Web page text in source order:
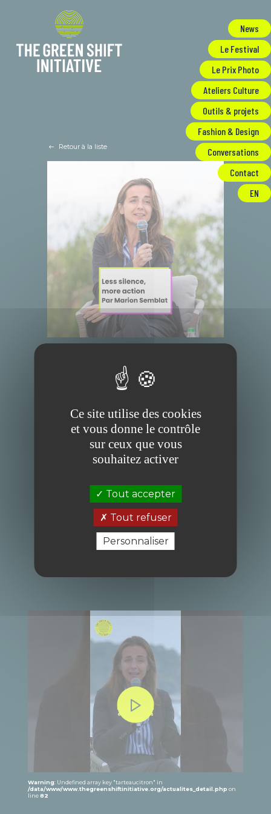
News
Le Festival
Le Prix Photo
Ateliers Culture
Outils & projets
Fashion & Design
Conversations
Contact
EN
Retour à la liste
MARION SEMBLAT |
LESS SILENCE, MORE
ACTION
CONVERSATIONS
17 AVRIL 2024
Marion Semblat, fondatrice de Time for the
Marion souligne l'importance d'une
mobilisation collective et intersectorielle
pour relever les défis environnementaux.
Warning: Undefined array key "tarteaucitron" in
/data/www/www.thegreenshiftinitiative.org/actualites_detail.php on
line82
Ce site utilise des cookies
et vous donne le contrôle
sur ceux que vous
souhaitez activer
Tout accepter
Tout refuser
Personnaliser